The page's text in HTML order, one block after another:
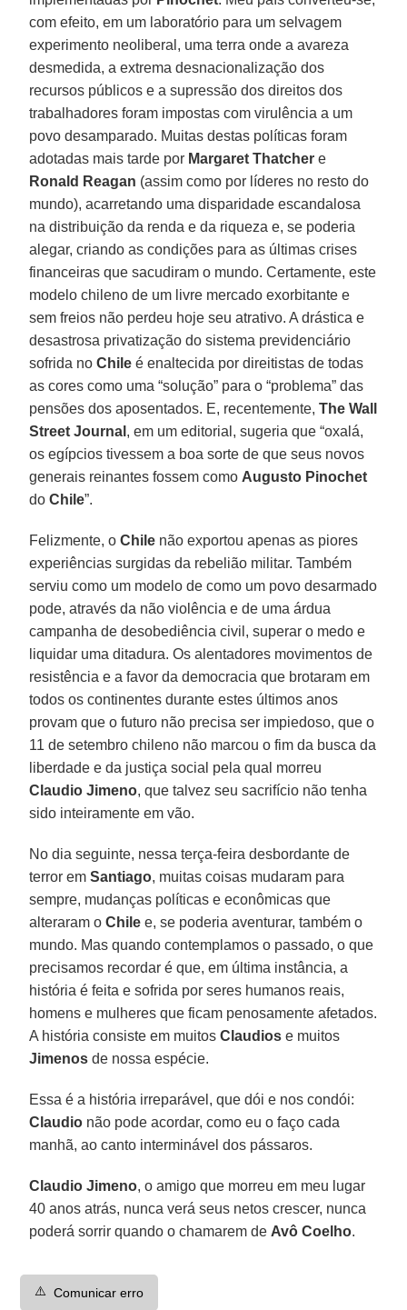
com efeito, em um laboratório para um selvagem
experimento neoliberal, uma terra onde a avareza
desmedida, a extrema desnacionalização dos
recursos públicos e a supressão dos direitos dos
trabalhadores foram impostas com virulência a um
povo desamparado. Muitas destas políticas foram
adotadas mais tarde por Margaret Thatcher e
Ronald Reagan (assim como por líderes no resto do
mundo), acarretando uma disparidade escandalosa
na distribuição da renda e da riqueza e, se poderia
alegar, criando as condições para as últimas crises
financeiras que sacudiram o mundo. Certamente, este
modelo chileno de um livre mercado exorbitante e
sem freios não perdeu hoje seu atrativo. A drástica e
desastrosa privatização do sistema previdenciário
sofrida noChile é enaltecida por direitistas de todas
as cores como uma “solução” para o “problema” das
pensões dos aposentados. E, recentemente,The Wall
Street Journal , em um editorial, sugeria que “oxalá,
os egípcios tivessem a boa sorte de que seus novos
generais reinantes fossem como Augusto Pinochet
doChile”.
Felizmente, oChile não exportou apenas as piores
experiências surgidas da rebelião militar. Também
serviu como um modelo de como um povo desarmado
pode, através da não violência e de uma árdua
campanha de desobediência civil, superar o medo e
liquidar uma ditadura. Os alentadores movimentos de
resistência e a favor da democracia que brotaram em
todos os continentes durante estes últimos anos
provam que o futuro não precisa ser impiedoso, que o
11 de setembro chileno não marcou o fim da busca da
liberdade e da justiça social pela qual morreu
Claudio Jimeno, que talvez seu sacrifício não tenha
sido inteiramente em vão.
No dia seguinte, nessa terça-feira desbordante de
terror emSantiago, muitas coisas mudaram para
sempre, mudanças políticas e econômicas que
alteraram oChile e, se poderia aventurar, também o
mundo. Mas quando contemplamos o passado, o que
precisamos recordar é que, em última instância, a
história é feita e sofrida por seres humanos reais,
homens e mulheres que ficam penosamente afetados.
A história consiste em muitosClaudios e muitos
Jimenos de nossa espécie.
Essa é a história irreparável, que dói e nos condói:
Claudio não pode acordar, como eu o faço cada
manhã, ao canto interminável dos pássaros.
Claudio Jimeno, o amigo que morreu em meu lugar
40 anos atrás, nunca verá seus netos crescer, nunca
poderá sorrir quando o chamarem de Avô Coelho.
⚠️ Comunicar erro